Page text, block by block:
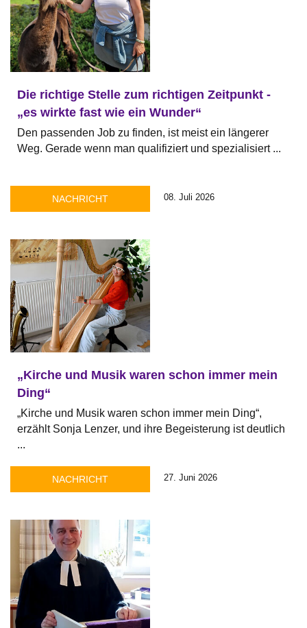
Die richtige Stelle zum richtigen Zeitpunkt -
„es wirkte fast wie ein Wunder“
Den passenden Job zu finden, ist meist ein längerer
Weg. Gerade wenn man qualifiziert und spezialisiert ...
NACHRICHT 08. Juli 2026
„Kirche und Musik waren schon immer mein
Ding“
„Kirche und Musik waren schon immer mein Ding“,
erzählt Sonja Lenzer, und ihre Begeisterung ist deutlich
...
NACHRICHT 27. Juni 2026